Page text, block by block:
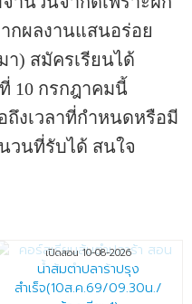
กผลงานแสนอร่อย
า) สมัครเรียนได้
10 กรกฎาคมนี้
ถึงเวลาที่กำหนดหรือมี
วนที่รับได้ สนใจ
เปิดสอน 10-08-2026